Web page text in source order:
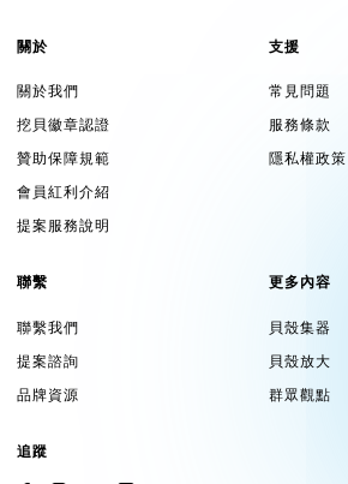
關於
關於我們
挖貝徽章認證
贊助保障規範
會員紅利介紹
提案服務說明
支援
常見問題
服務條款
隱私權政策
聯繫
聯繫我們
提案諮詢
品牌資源
更多內容
貝殼集器
貝殼放大
群眾觀點
追蹤